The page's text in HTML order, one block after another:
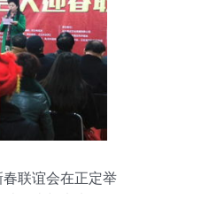
联谊会在正定举